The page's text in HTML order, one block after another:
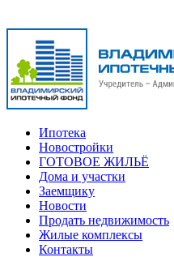
Ипотека
Новостройки
ГОТОВОЕ ЖИЛЬЁ
Дома и участки
Заемщику
Новости
Продать недвижимость
Жилые комплексы
Контакты